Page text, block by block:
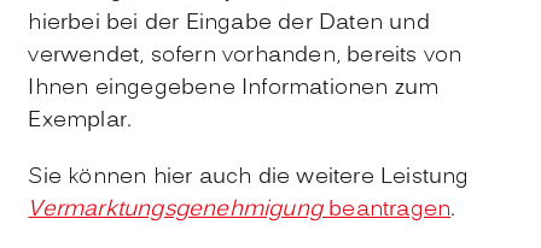
hierbei bei der Eingabe der Daten und
verwendet, sofern vorhanden, bereits von
Ihnen eingegebene Informationen zum
Exemplar.
Sie können hier auch die weitere Leistung
Vermarktungsgenehmigungbeantragen.